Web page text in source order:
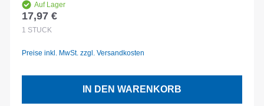
Auf Lager
Regulärer Preis:
17,97 €
1 STÜCK
Preise inkl. MwSt. zzgl. Versandkosten
IN DEN WARENKORB